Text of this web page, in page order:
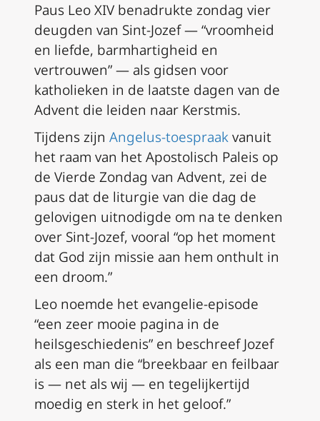
Paus Leo XIV benadrukte zondag vier
deugden van Sint-Jozef — “vroomheid
en liefde, barmhartigheid en
vertrouwen” — als gidsen voor
katholieken in de laatste dagen van de
Advent die leiden naar Kerstmis.
Tijdens zijn Angelus-toespraakvanuit
het raam van het Apostolisch Paleis op
de Vierde Zondag van Advent, zei de
paus dat de liturgie van die dag de
gelovigen uitnodigde om na te denken
over Sint-Jozef, vooral “op het moment
dat God zijn missie aan hem onthult in
een droom.”
Leo noemde het evangelie-episode
“een zeer mooie pagina in de
heilsgeschiedenis” en beschreef Jozef
als een man die “breekbaar en feilbaar
is — net als wij — en tegelijkertijd
moedig en sterk in het geloof.”